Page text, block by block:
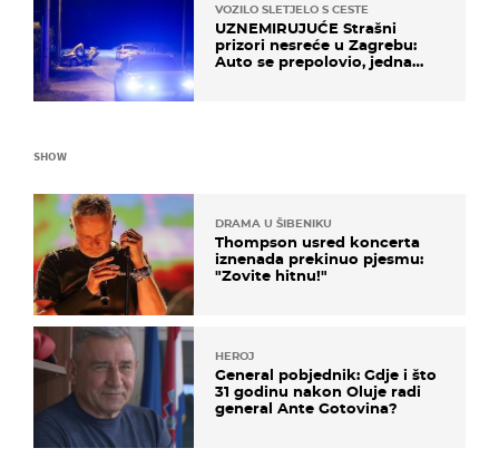
VOZILO SLETJELO S CESTE
UZNEMIRUJUĆE Strašni
prizori nesreće u Zagrebu:
Auto se prepolovio, jedna
SHOW
DRAMA U ŠIBENIKU
Thompson usred koncerta
iznenada prekinuo pjesmu:
"Zovite hitnu!"
HEROJ
General pobjednik: Gdje i što
31 godinu nakon Oluje radi
general Ante Gotovina?